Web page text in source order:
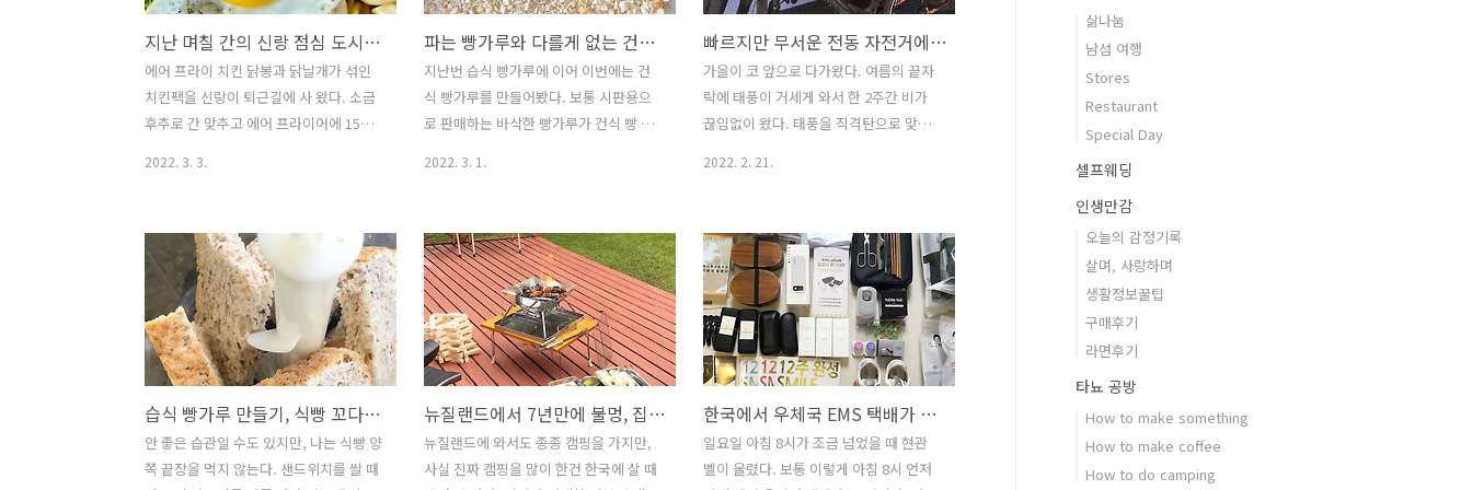
지난 며칠 간의 신랑 점심 도시락_ 뉴질랜드 직장인 도시락
에어 프라이 치킨 닭봉과 닭날개가 섞인
치킨팩을 신랑이 퇴근길에 사 왔다. 소금
후추로 간 맞추고 에어 프라이어에 15분,
고기 소고기 반반 섞고 양파, 버섯, 다진
마늘 넣고 떡갈비를 넉넉하게 만든다. 넉
넉하게 만든 떡갈비는 냉동실에 하나씩
꺼내기 쉽게 소분해서 얼려두는데 필요할
때 하나씩 꺼내 쓰면 밥반찬으로도 좋고
이렇게 밥버거나 햄버거 패티로 사용해도
제격이다. 수육과 새 김치 아시안 마트에
갔다가 우연히 좋은 배추를 발견했다. 김
치를 만들 계획은 없었지만, 좋은 배추가
있으면 당연히 사서 김치를 담아야지. 마
2022. 3. 3.
파는 빵가루와 다를게 없는 건식 빵가루 만들기, 식빵 꼬다리 버리지 말자!
지난번 습식 빵가루에 이어 이번에는 건
식 빵가루를 만들어봤다. 보통 시판용으
로 판매하는 바삭한 빵가루가 건식 빵 가
에서 판매하는 가장 저렴한 식빵이다. 완
전 보급형이라 사실 평소에는 먹지 않는
종류인데 빵가루 만드는 데는 비싼 빵을
사용할 필요가 없어서 저렴한 것으로 샀
다. 습식 빵가루 만드는 것보다 약간 더 번
거롭지만, 비교적 번거로울 뿐 어렵지 않
다. 먼저 블렌더에 적당량의 식빵을 넣어
주고 돌린다. 나는 4장의 식빵을 한번에
갈았다. 순식간에 갈리는데 이런 입자가
만들어지면 된거다. 나는 에어프라이어를
2022. 3. 1.
빠르지만 무서운 전동 자전거에 익숙해질 수 있을까?
가을이 코 앞으로 다가왔다. 여름의 끝자
락에 태풍이 거세게 와서 한 2주간 비가
끊임없이 왔다. 태풍을 직격탄으로 맞은
같은 기분이 들었다. 그리고 오늘 드디어
날이 맑았다. 보통 매일 아침 햇볕에 도마
를 소독하는 것으로 나의 일과가 시작된
다. 지난 2주간 제대로 소독하지 못해서
약간 찝찝했으니 오늘은 두배로 진득하게
소독해야지. 주방 끝 통유리 쪽은 아침에
해가 뜰 때 햇빛이 제대로 들어오는 자리
인데 이곳은 따뜻하다 못해 뜨겁다. 행주
를 말리거나 주방 집기를 소독하는 데는
아주 좋다. 반면 아침 해가 들지 않는 자리
2022. 2. 21.
습식 빵가루 만들기, 식빵 꼬다리 이제 버리지 마세요.
안 좋은 습관일 수도 있지만, 나는 식빵 양
쪽 끝장을 먹지 않는다. 샌드위치를 쌀 때
뉴질랜드에서 7년만에 불멍, 집에서 즐기는 캠핑 분위기
뉴질랜드에 와서도 종종 캠핑을 가지만,
사실 진짜 캠핑을 많이 한건 한국에 살 때
한국에서 우체국 EMS 택배가 왔어요.
일요일 아침 8시가 조금 넘었을 때 현관
벨이 울렸다. 보통 이렇게 아침 8시 언저
삶나눔
남섬 여행
Stores
Restaurant
Special Day
셀프웨딩
인생만감
오늘의 감정기록
살며, 사랑하며
생활정보꿀팁
구매후기
라면후기
타뇨 공방
How to make something
How to make coffee
How to do camping